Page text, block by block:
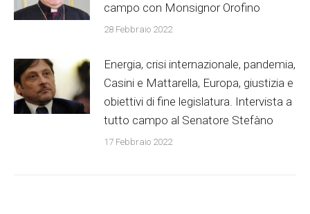
campo con Monsignor Orofino
28 Febbraio 2022
Energia, crisi internazionale, pandemia,
Casini e Mattarella, Europa, giustizia e
obiettivi di fine legislatura. Intervista a
tutto campo al Senatore Stefàno
17 Febbraio 2022